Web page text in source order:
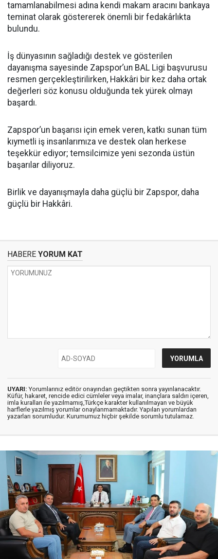
tamamlanabilmesi adına kendi makam aracını bankaya
teminat olarak göstererek önemli bir fedakârlıkta
bulundu.
İş dünyasının sağladığı destek ve gösterilen
dayanışma sayesinde Zapspor’un BAL Ligi başvurusu
resmen gerçekleştirilirken, Hakkâri bir kez daha ortak
değerleri söz konusu olduğunda tek yürek olmayı
başardı.
Zapspor’un başarısı için emek veren, katkı sunan tüm
kıymetli iş insanlarımıza ve destek olan herkese
teşekkür ediyor; temsilcimize yeni sezonda üstün
başarılar diliyoruz.
Birlik ve dayanışmayla daha güçlü bir Zapspor, daha
güçlü bir Hakkâri.
HABERE YORUM KAT
UYARI: Yorumlarınız editör onayından geçtikten sonra yayınlanacaktır.
Küfür, hakaret, rencide edici cümleler veya imalar, inançlara saldırı içeren,
imla kuralları ile yazılmamış,Türkçe karakter kullanılmayan ve büyük
harflerle yazılmış yorumlar onaylanmamaktadır. Yapılan yorumlardan
yazarları sorumludur. Kurumumuz hiçbir şekilde sorumlu tutulamaz.